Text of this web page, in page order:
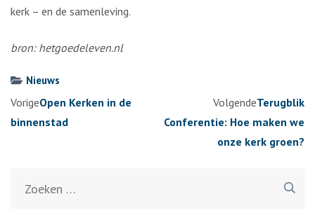
kerk – en de samenleving.
bron: hetgoedeleven.nl
Nieuws
Berichtennavigatie
VorigeOpen Kerken in de
binnenstad
VolgendeTerugblik
Conferentie: Hoe maken we
onze kerk groen?